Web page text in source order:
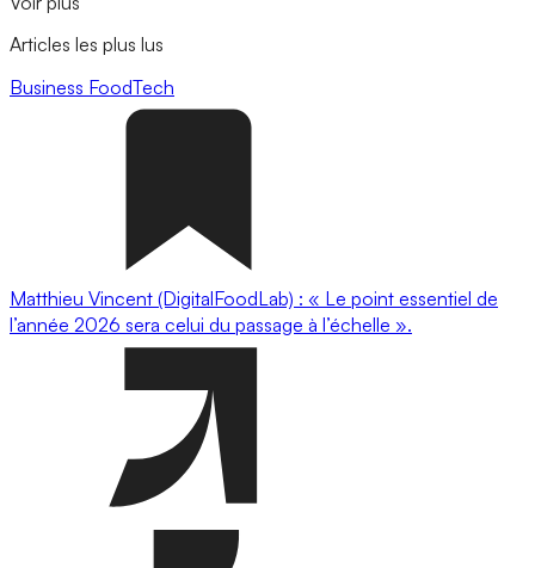
Articles les plus lus
Business FoodTech
Matthieu Vincent (DigitalFoodLab) : « Le point essentiel de
l’année 2026 sera celui du passage à l’échelle ».